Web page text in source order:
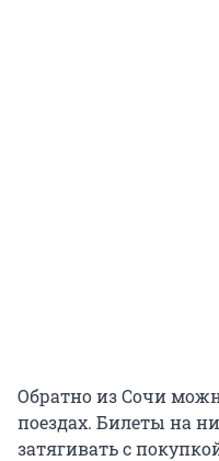
Обратно из Сочи
поездах. Билеты на
затягивать с